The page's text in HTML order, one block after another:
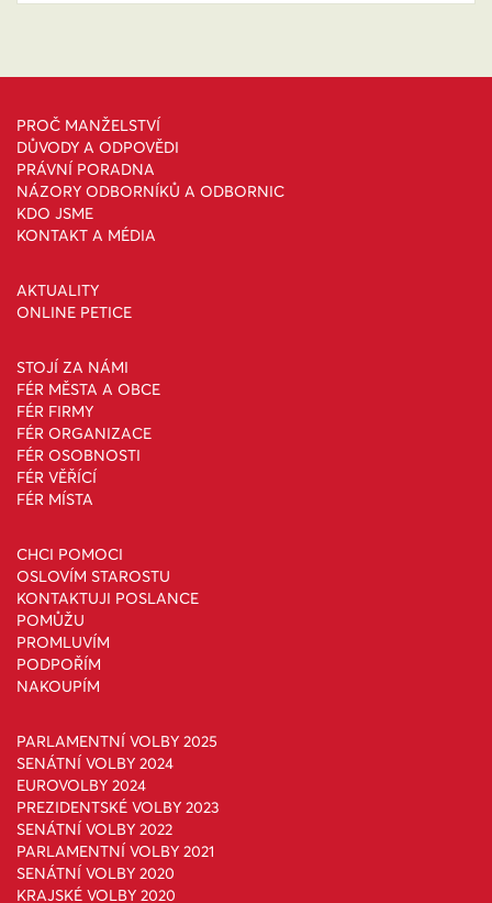
PROČ MANŽELSTVÍ
DŮVODY A ODPOVĚDI
PRÁVNÍ PORADNA
NÁZORY ODBORNÍKŮ A ODBORNIC
KDO JSME
KONTAKT A MÉDIA
AKTUALITY
ONLINE PETICE
STOJÍ ZA NÁMI
FÉR MĚSTA A OBCE
FÉR FIRMY
FÉR ORGANIZACE
FÉR OSOBNOSTI
FÉR VĚŘÍCÍ
FÉR MÍSTA
CHCI POMOCI
OSLOVÍM STAROSTU
KONTAKTUJI POSLANCE
POMŮŽU
PROMLUVÍM
PODPOŘÍM
NAKOUPÍM
PARLAMENTNÍ VOLBY 2025
SENÁTNÍ VOLBY 2024
EUROVOLBY 2024
PREZIDENTSKÉ VOLBY 2023
SENÁTNÍ VOLBY 2022
PARLAMENTNÍ VOLBY 2021
SENÁTNÍ VOLBY 2020
KRAJSKÉ VOLBY 2020